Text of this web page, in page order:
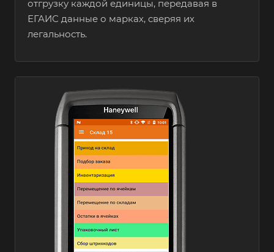
отгрузку каждой единицы, передавая в
ЕГАИС данные о марках, сверяя их
легальность.